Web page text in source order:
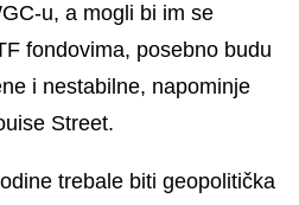
u, a mogli bi im se
fondovima, posebno budu
i nestabilne, napominje
Street.
trebale biti geopolitička